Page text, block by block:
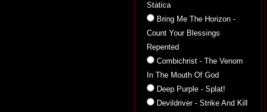
Statica
Bring Me The Horizon -
Count Your Blessings
Repented
Combichrist - The Venom
In The Mouth Of God
Deep Purple - Splat!
Devildriver - Strike And Kill